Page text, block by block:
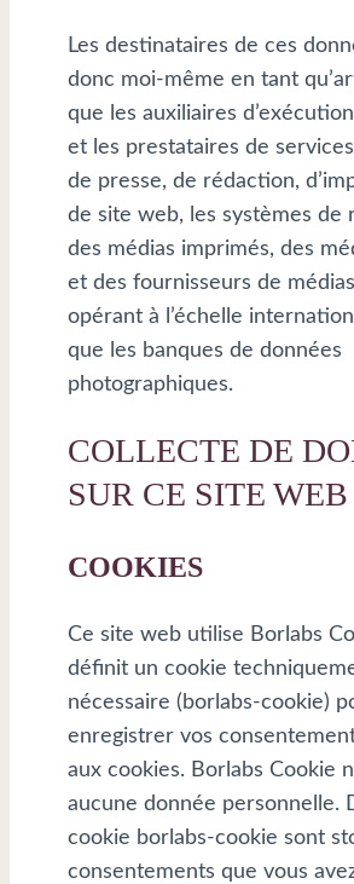
Les destinataires de ces
donc moi-même en tant
que les auxiliaires
et les prestataires de
de presse, de rédaction,
de site web, les systèmes de
des médias imprimés, des
et des fournisseurs de
opérant à l’échelle
que les banques de données
photographiques.
COLLECTE DE
SUR CE SITE WEB
COOKIES
Ce site web utilise Borlabs
définit un cookie
nécessaire (borlabs-cookie)
enregistrer vos
aux cookies. Borlabs Cookie
aucune donnée personnelle.
cookie borlabs-cookie sont
consentements que vous